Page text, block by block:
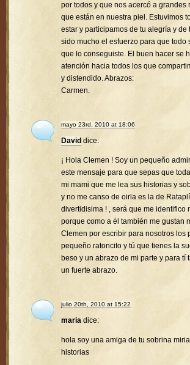
por todos y que nos acercó a grandes
que están en nuestra piel. Estuvimos
estar y participamos de tu alegría y
sido mucho el esfuerzo para que todo
que lo conseguiste. El buen hacer se
atención hacia todos los que
y distendido. Abrazos:
Carmen.
mayo 23rd, 2010 at 18:06
David dice:
¡ Hola Clemen ! Soy un pequeño
este mensaje para que sepas que
mi mami que me lea sus historias y
y no me canso de oirla es la de
divertidisima ! , será que me identifico
porque como a él también me gustan
Clemen por escribir para nosotros los
pequeño ratoncito y tú que tienes la
beso y un abrazo de mi parte y para tí
un fuerte abrazo.
julio 20th, 2010 at 15:22
maria dice:
hola soy una amiga de tu sobrina
historias